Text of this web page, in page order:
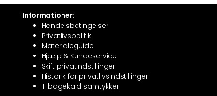
Informationer:
Handelsbetingelser
Privatlivspolitik
Materialeguide
Hjælp & Kundeservice
Skift privatindstillinger
Historik for privatlivsindstillinger
Tilbagekald samtykker